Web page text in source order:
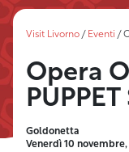
Visit Livorno / Eventi /
Opera
Goldonetta
Venerdì 10 novembre,